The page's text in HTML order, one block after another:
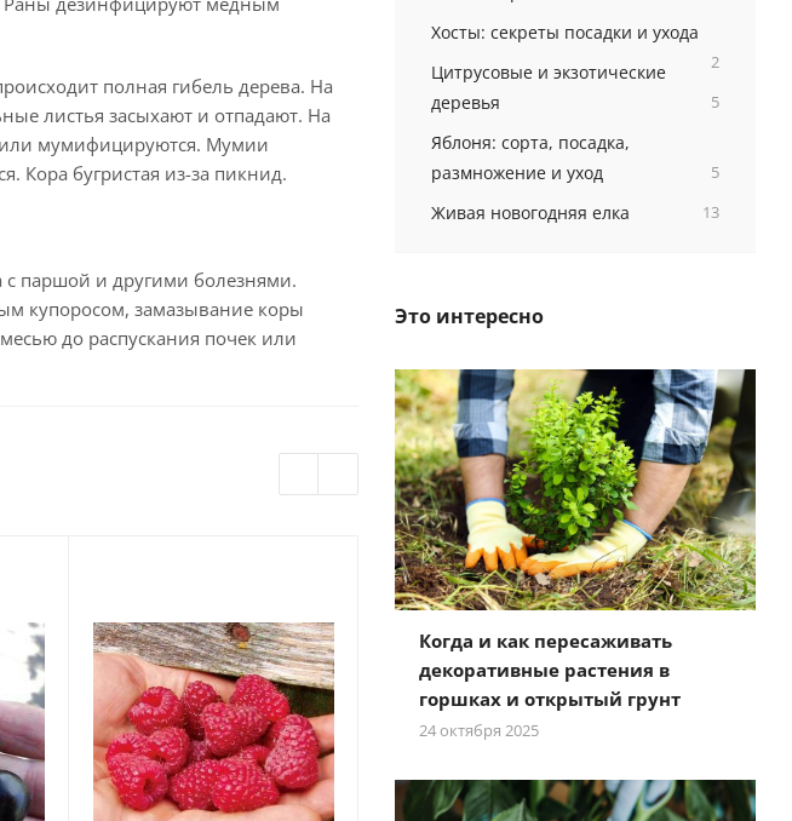
полная гибель дерева. На
листья засыхают и отпадают. На
или мумифицируются. Мумии
Кора бугристая из-за пикнид.
паршой и другими болезнями.
купоросом, замазывание коры
до распускания почек или
Хосты: секреты посадки и ухода
2
Цитрусовые и экзотические
деревья
5
Яблоня: сорта, посадка,
размножение и уход
5
Живая новогодняя елка 13
Это интересно
Когда и как пересаживать
декоративные растения в
горшках и открытый грунт
24 октября 2025